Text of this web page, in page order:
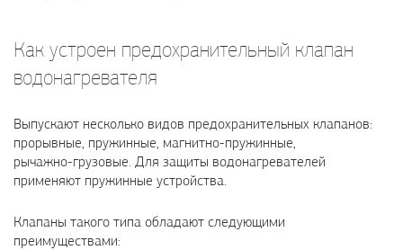
Как устроен предохранительный клапан
водонагревателя
Выпускают несколько видов предохранительных клапанов:
прорывные, пружинные, магнитно-пружинные
рычажно-грузовые . Для защиты водонагревателей
применяют пружинные устройства.
Клапаны такого типа обладают следующими
преимуществами: